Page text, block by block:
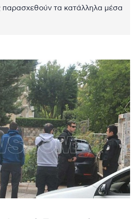
παρασχεθούν τα κατάλληλα μέσα